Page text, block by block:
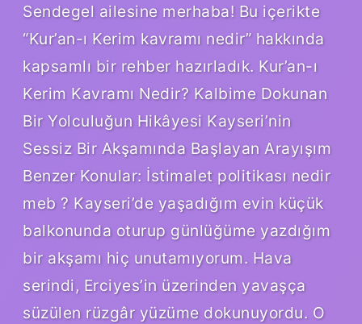
Sendegel ailesine merhaba! Bu içerikte
“Kur’an-ı Kerim kavramı nedir” hakkında
kapsamlı bir rehber hazırladık. Kur’an-ı
Kerim Kavramı Nedir? Kalbime Dokunan
Bir Yolculuğun Hikâyesi Kayseri’nin
Sessiz Bir Akşamında Başlayan Arayışım
Benzer Konular: İstimalet politikası nedir
meb ? Kayseri’de yaşadığım evin küçük
balkonunda oturup günlüğüme yazdığım
bir akşamı hiç unutamıyorum. Hava
serindi, Erciyes’in üzerinden yavaşça
süzülen rüzgâr yüzüme dokunuyordu. O